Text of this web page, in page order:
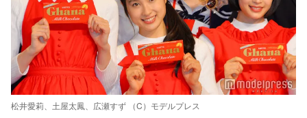
松井愛莉、土屋太鳳、広瀬すず （C）モデルプレス